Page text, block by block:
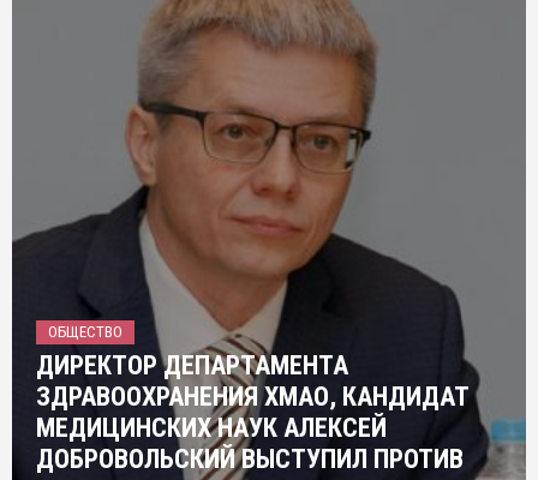
ОБЩЕСТВО
ДИРЕКТОР ДЕПАРТАМЕНТА
ЗДРАВООХРАНЕНИЯ ХМАО, КАНДИДАТ
МЕДИЦИНСКИХ НАУК АЛЕКСЕЙ
ДОБРОВОЛЬСКИЙ ВЫСТУПИЛ ПРОТИВ